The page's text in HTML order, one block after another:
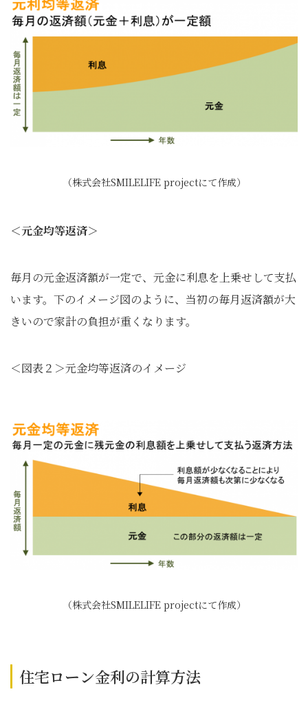
（株式会社SMILELIFE projectにて作成）
＜元金均等返済＞
毎月の元金返済額が一定で、元金に利息を上乗せして支払
います。下のイメージ図のように、当初の毎月返済額が大
きいので家計の負担が重くなります。
＜図表２＞元金均等返済のイメージ
（株式会社SMILELIFE projectにて作成）
住宅ローン金利の計算方法